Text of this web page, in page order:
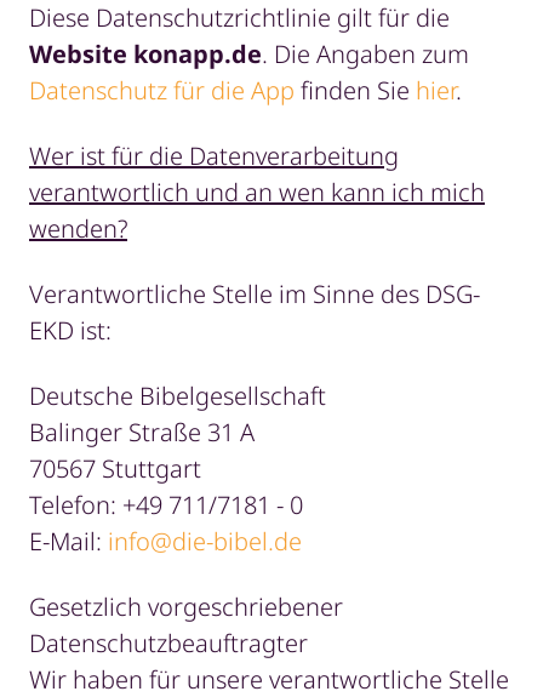
Diese Datenschutzrichtlinie gilt für die
Website konapp.de. Die Angaben zum
Datenschutz für die App finden Sie hier.
Wer ist für die Datenverarbeitung
verantwortlich und an wen kann ich mich
wenden?
Verantwortliche Stelle im Sinne des DSG-
EKD ist:
Deutsche Bibelgesellschaft
Balinger Straße 31 A
70567 Stuttgart
Telefon: +49 711/7181 - 0
E-Mail: info@die-bibel.de
Gesetzlich vorgeschriebener
Datenschutzbeauftragter
Wir haben für unsere verantwortliche Stelle